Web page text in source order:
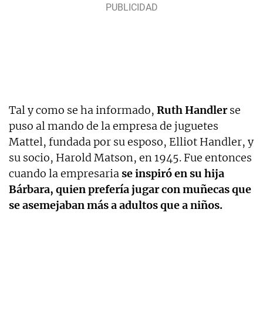
Tal y como se ha informado, Ruth Handlerse
puso al mando de la empresa de juguetes
Mattel, fundada por su esposo, Elliot Handler, y
su socio, Harold Matson, en 1945. Fue entonces
cuando la empresariase inspiró en su hija
Bárbara, quien prefería jugar con muñecas que
se asemejaban más a adultos que a niños.